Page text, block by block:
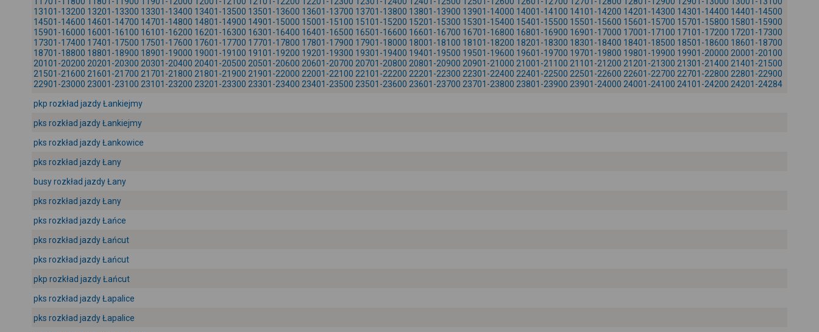
-
13101-13200 13201-13300 13301-13400 13401-13500 13501-13600 13601-13700 13701-13800 13801-13900 13901-14000 14001-14100 14101-14200 14201-14300 14301-14400 14401-14500
14501-14600 14601-14700 14701-14800 14801-14900 14901-15000 15001-15100 15101-15200 15201-15300 15301-15400 15401-15500 15501-15600 15601-15700 15701-15800 15801-15900
15901-16000 16001-16100 16101-16200 16201-16300 16301-16400 16401-16500 16501-16600 16601-16700 16701-16800 16801-16900 16901-17000 17001-17100 17101-17200 17201-17300
17301-17400 17401-17500 17501-17600 17601-17700 17701-17800 17801-17900 17901-18000 18001-18100 18101-18200 18201-18300 18301-18400 18401-18500 18501-18600 18601-18700
18701-18800 18801-18900 18901-19000 19001-19100 19101-19200 19201-19300 19301-19400 19401-19500 19501-19600 19601-19700 19701-19800 19801-19900 19901-20000 20001-20100
20101-20200 20201-20300 20301-20400 20401-20500 20501-20600 20601-20700 20701-20800 20801-20900 20901-21000 21001-21100 21101-21200 21201-21300 21301-21400 21401-21500
21501-21600 21601-21700 21701-21800 21801-21900 21901-22000 22001-22100 22101-22200 22201-22300 22301-22400 22401-22500 22501-22600 22601-22700 22701-22800 22801-22900
22901-23000 23001-23100 23101-23200 23201-23300 23301-23400 23401-23500 23501-23600 23601-23700 23701-23800 23801-23900 23901-24000 24001-24100 24101-24200 24201-24284
pkp rozkład jazdy Łankiejmy
pks rozkład jazdy Łankiejmy
pks rozkład jazdy Łankowice
pks rozkład jazdy Łany
busy rozkład jazdy Łany
pks rozkład jazdy Łany
pks rozkład jazdy Łańce
pks rozkład jazdy Łańcut
pks rozkład jazdy Łańcut
pkp rozkład jazdy Łańcut
pks rozkład jazdy Łapalice
pks rozkład jazdy Łapalice